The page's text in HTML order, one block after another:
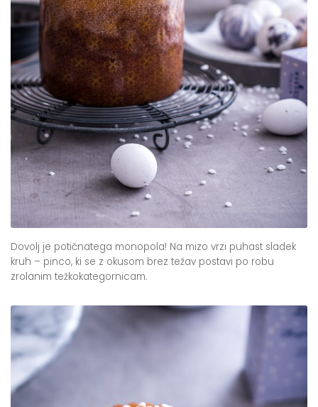
Dovolj je potičnatega monopola! Na mizo vrzi puhast sladek
kruh – pinco, ki se z okusom brez težav postavi po robu
zrolanim težkokategornicam.